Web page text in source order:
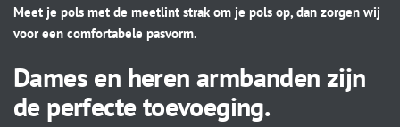
Meet je pols met de meetlint strak om je pols op, dan zorgen wij
voor een comfortabele pasvorm.
Dames en heren armbanden zijn
de perfecte toevoeging.